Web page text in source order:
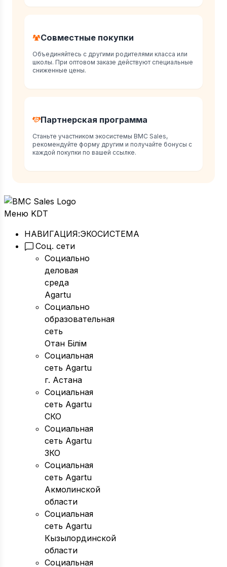
Совместные покупки
Объединяйтесь с другими родителями класса или
школы. При оптовом заказе действуют специальные
сниженные цены.
Партнерская программа
Станьте участником экосистемы BMC Sales,
рекомендуйте форму другим и получайте бонусы с
каждой покупки по вашей ссылке.
Меню KDT
НАВИГАЦИЯ:ЭКОСИСТЕМА
Соц. сети
Социально
деловая
среда
Agartu
Социально
образовательная
сеть
Отан Бiлiм
Социальная
сеть Agartu
г. Астана
Социальная
сеть Agartu
СКО
Социальная
сеть Agartu
ЗКО
Социальная
сеть Agartu
Акмолинской
области
Социальная
сеть Agartu
Кызылординской
области
Социальная